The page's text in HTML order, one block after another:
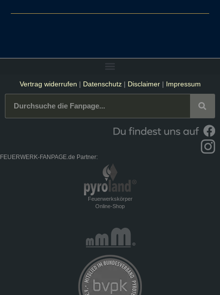
Vertrag widerrufen | Datenschutz| Disclaimer| Impressum
FEUERWERK-FANPAGE.de Partner:
Feuerwerkskörper
Online-Shop